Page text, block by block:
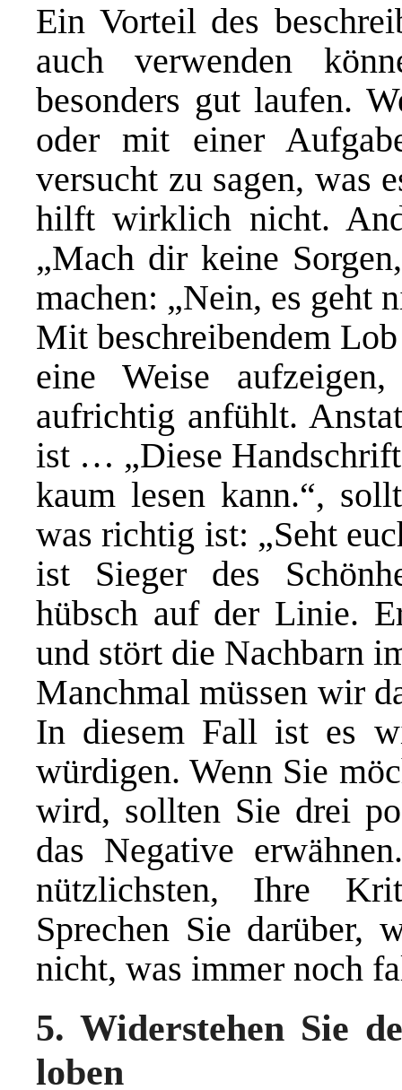
Ein Vorteil des
auch verwenden
besonders gut laufen.
oder mit einer
versucht zu sagen, was
hilft wirklich nicht.
„Mach dir keine
machen: „Nein, es geht
Mit beschreibendem
eine Weise
aufrichtig anfühlt.
ist … „Diese Handschrift
kaum lesen kann.“,
was richtig ist: „Seht
ist Sieger des
hübsch auf der Linie.
und stört die Nachbarn
Manchmal müssen wir
In diesem Fall ist es
würdigen. Wenn Sie
wird, sollten Sie drei
das Negative
nützlichsten, Ihre
Sprechen Sie darüber,
nicht, was immer noch
5. Widerstehen Sie
loben